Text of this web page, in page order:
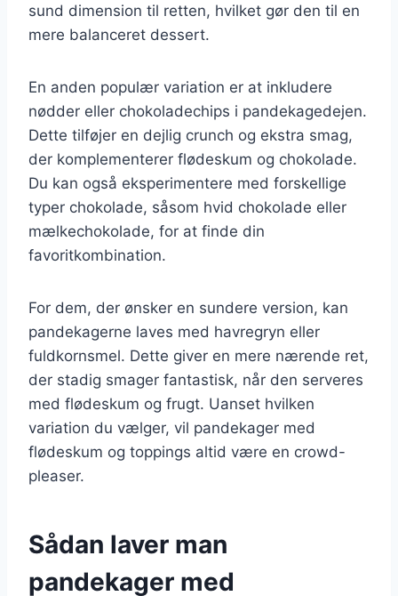
sund dimension til retten, hvilket gør den til en
mere balanceret dessert.
En anden populær variation er at inkludere
nødder eller chokoladechips i pandekagedejen.
Dette tilføjer en dejlig crunch og ekstra smag,
der komplementerer flødeskum og chokolade.
Du kan også eksperimentere med forskellige
typer chokolade, såsom hvid chokolade eller
mælkechokolade, for at finde din
favoritkombination.
For dem, der ønsker en sundere version, kan
pandekagerne laves med havregryn eller
fuldkornsmel. Dette giver en mere nærende ret,
der stadig smager fantastisk, når den serveres
med flødeskum og frugt. Uanset hvilken
variation du vælger, vil pandekager med
flødeskum og toppings altid være en crowd-
pleaser.
Sådan laver man
pandekager med